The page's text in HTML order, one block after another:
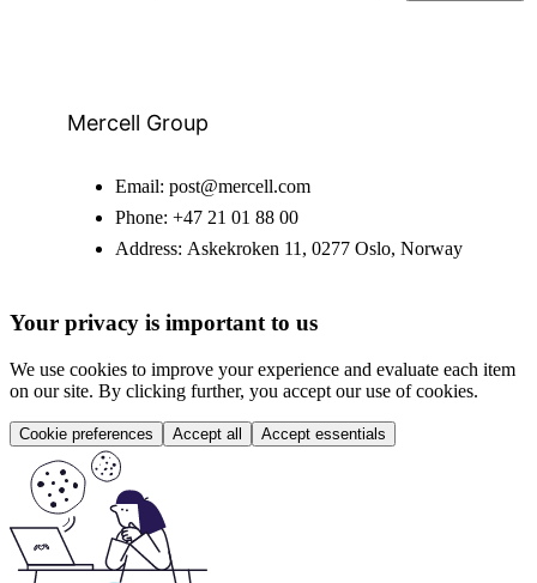
Mercell Group
Email: post@mercell.com
Phone: +47 21 01 88 00
Address: Askekroken 11, 0277 Oslo, Norway
Your privacy is important to us
We use cookies to improve your experience and evaluate each item
on our site. By clicking further, you accept our use of cookies.
Cookie preferences Accept all Accept essentials